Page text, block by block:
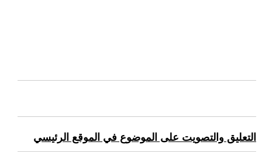
التعليق والتصويت على الموضوع في الموقع الرئيسي